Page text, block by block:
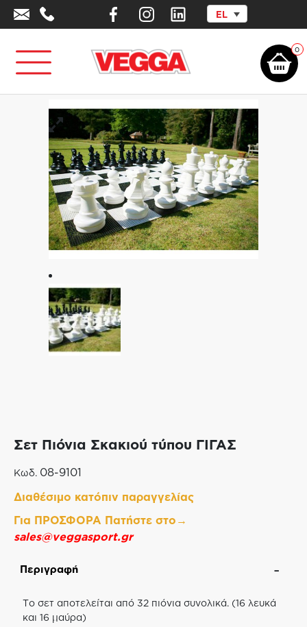
EL
0
Αρχική σελίδα Αθλητικά Είδη - Εξοπλισμός/Φυσική Αγωγή –
Σετ Πιόνια Σκακιού τύπου ΓΙΓΑΣ
Κωδ. 08-9101
Διαθέσιμο κατόπιν παραγγελίας
Για ΠΡΟΣΦΟΡΑ Πατήστε στο→
sales@veggasport.gr
Περιγραφή
Το σετ αποτελείται από 32 πιόνια συνολικά. (16 λευκά
και 16 μαύρα)